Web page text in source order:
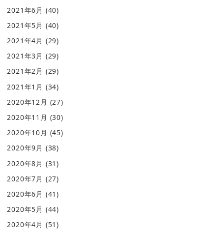
2021年6月 (40)
2021年5月 (40)
2021年4月 (29)
2021年3月 (29)
2021年2月 (29)
2021年1月 (34)
2020年12月 (27)
2020年11月 (30)
2020年10月 (45)
2020年9月 (38)
2020年8月 (31)
2020年7月 (27)
2020年6月 (41)
2020年5月 (44)
2020年4月 (51)